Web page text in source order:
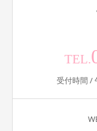
TEL.
受付時間 /